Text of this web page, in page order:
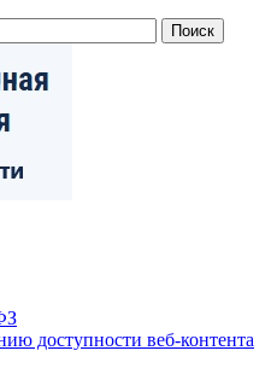
доступности веб-контента